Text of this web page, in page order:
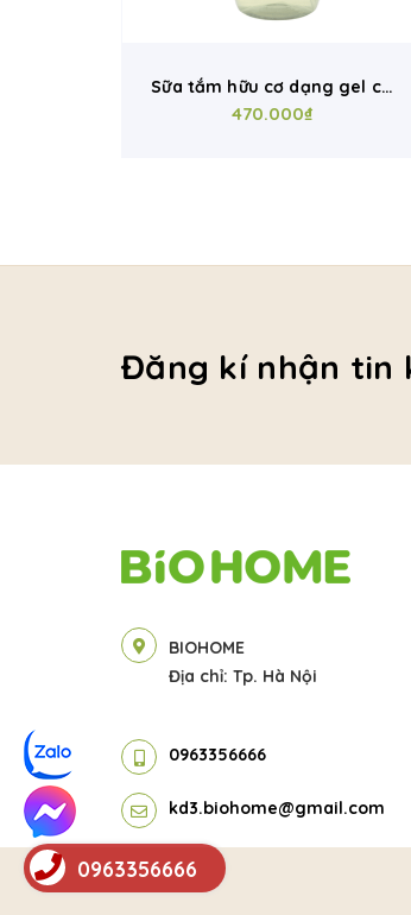
Sữa tắm hữu cơ dạng gel cho
da nhạy cảm Coslys (1L)
470.000₫
Đăng kí nhận tin
BIOHOME
Địa chỉ: Tp. Hà Nội
0963356666
kd3.biohome@gmail.com
0963356666